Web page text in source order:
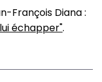
François Diana :
échapper".